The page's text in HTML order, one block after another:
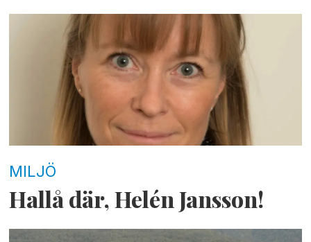
MILJÖ
Hallå där, Helén Jansson!